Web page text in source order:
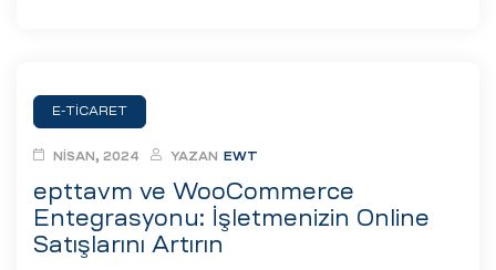
E-TICARET
epttavm ve WooCommerce
Entegrasyonu: İşletmenizin Online
Satışlarını Artırın
NISAN, 2024 YAZAN EWT